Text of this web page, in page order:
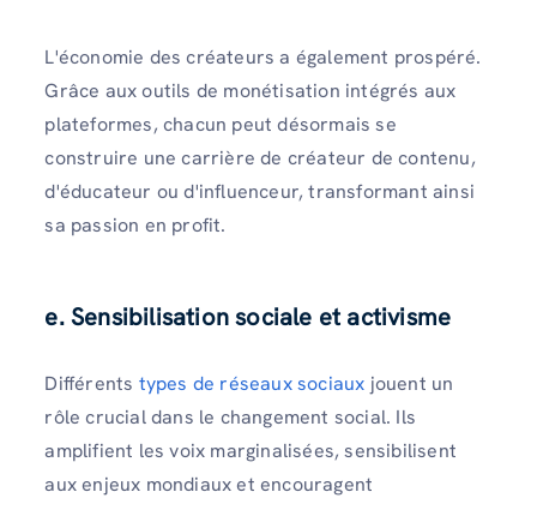
L'économie des créateurs a également prospéré.
Grâce aux outils de monétisation intégrés aux
plateformes, chacun peut désormais se
construire une carrière de créateur de contenu,
d'éducateur ou d'influenceur, transformant ainsi
sa passion en profit.
e. Sensibilisation sociale et activisme
Différents types de réseaux sociaux jouent un
rôle crucial dans le changement social. Ils
amplifient les voix marginalisées, sensibilisent
aux enjeux mondiaux et encouragent